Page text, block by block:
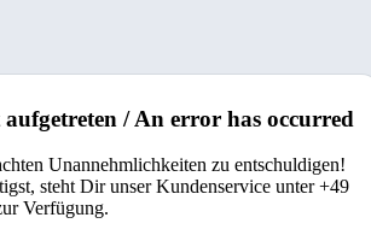
/ An error has occurred
Unannehmlichkeiten zu entschuldigen!
steht Dir unser Kundenservice unter +49
Verfügung.